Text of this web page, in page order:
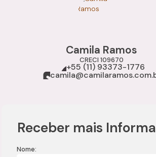
Camila Ramos
CRECI 109670
+55 (11) 93373-1776
Receber mais
Nome: